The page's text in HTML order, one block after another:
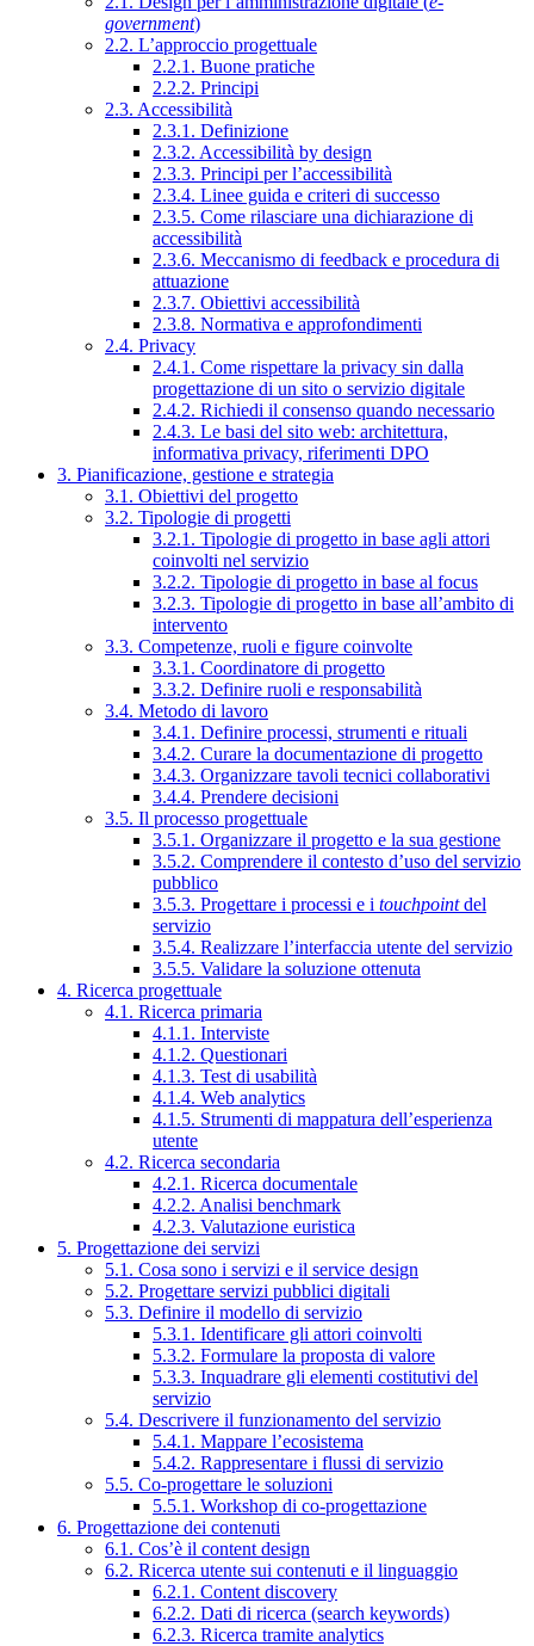
government)
2.2. L’approccio progettuale
2.2.1. Buone pratiche
2.2.2. Principi
2.3. Accessibilità
2.3.1. Definizione
2.3.2. Accessibilità by design
2.3.3. Principi per l’accessibilità
2.3.4. Linee guida e criteri di successo
2.3.5. Come rilasciare una dichiarazione di
accessibilità
2.3.6. Meccanismo di feedback e procedura di
attuazione
2.3.7. Obiettivi accessibilità
2.3.8. Normativa e approfondimenti
2.4. Privacy
2.4.1. Come rispettare la privacy sin dalla
progettazione di un sito o servizio digitale
2.4.2. Richiedi il consenso quando necessario
2.4.3. Le basi del sito web: architettura,
informativa privacy, riferimenti DPO
3. Pianificazione, gestione e strategia
3.1. Obiettivi del progetto
3.2. Tipologie di progetti
3.2.1. Tipologie di progetto in base agli attori
coinvolti nel servizio
3.2.2. Tipologie di progetto in base al focus
3.2.3. Tipologie di progetto in base all’ambito di
intervento
3.3. Competenze, ruoli e figure coinvolte
3.3.1. Coordinatore di progetto
3.3.2. Definire ruoli e responsabilità
3.4. Metodo di lavoro
3.4.1. Definire processi, strumenti e rituali
3.4.2. Curare la documentazione di progetto
3.4.3. Organizzare tavoli tecnici collaborativi
3.4.4. Prendere decisioni
3.5. Il processo progettuale
3.5.1. Organizzare il progetto e la sua gestione
3.5.2. Comprendere il contesto d’uso del servizio
pubblico
3.5.3. Progettare i processi e i touchpointdel
servizio
3.5.4. Realizzare l’interfaccia utente del servizio
3.5.5. Validare la soluzione ottenuta
4. Ricerca progettuale
4.1. Ricerca primaria
4.1.1. Interviste
4.1.2. Questionari
4.1.3. Test di usabilità
4.1.4. Web analytics
4.1.5. Strumenti di mappatura dell’esperienza
utente
4.2. Ricerca secondaria
4.2.1. Ricerca documentale
4.2.2. Analisi benchmark
4.2.3. Valutazione euristica
5. Progettazione dei servizi
5.1. Cosa sono i servizi e il service design
5.2. Progettare servizi pubblici digitali
5.3. Definire il modello di servizio
5.3.1. Identificare gli attori coinvolti
5.3.2. Formulare la proposta di valore
5.3.3. Inquadrare gli elementi costitutivi del
servizio
5.4. Descrivere il funzionamento del servizio
5.4.1. Mappare l’ecosistema
5.4.2. Rappresentare i flussi di servizio
5.5. Co-progettare le soluzioni
5.5.1. Workshop di co-progettazione
6. Progettazione dei contenuti
6.1. Cos’è il content design
6.2. Ricerca utente sui contenuti e il linguaggio
6.2.1. Content discovery
6.2.2. Dati di ricerca (search keywords)
6.2.3. Ricerca tramite analytics